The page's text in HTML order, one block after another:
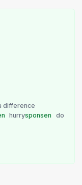
difference
hurrysponsen
do